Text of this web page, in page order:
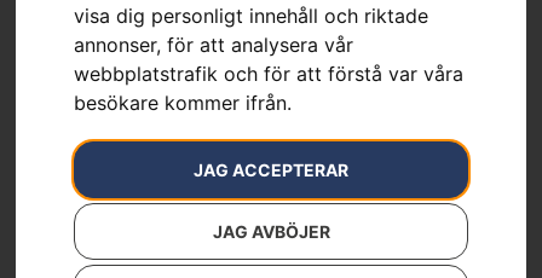
visa dig personligt innehåll och riktade
annonser, för att analysera vår
webbplatstrafik och för att förstå var våra
besökare kommer ifrån.
JAG ACCEPTERAR
JAG AVBÖJER